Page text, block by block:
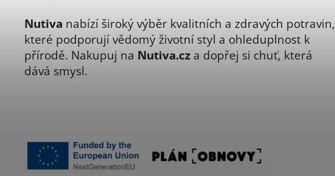
Nutiva nabízí široký výběr kvalitních a zdravých potravin,
které podporují vědomý životní styl a ohleduplnost k
přírodě. Nakupuj na Nutiva.cz a dopřej si chuť, která
dává smysl.